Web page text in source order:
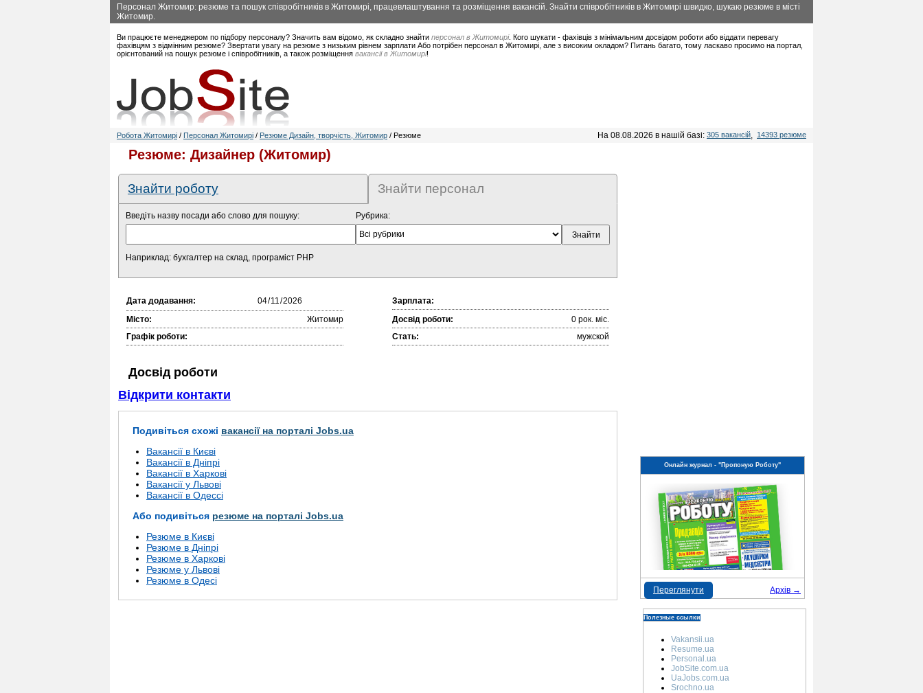
Персонал Житомир: резюме та пошук співробітників в Житомирі, працевлаштування та розміщення вакансій. Знайти співробітників в Житомирі швидко, шукаю резюме в місті
Житомир.
Ви працюєте менеджером по підбору персоналу? Значить вам відомо, як складно знайти персонал в Житомирі. Кого шукати - фахівців з мінімальним досвідом роботи або віддати перевагу
фахівцям з відмінним резюме? Звертати увагу на резюме з низьким рівнем зарплати Або потрібен персонал в Житомирі, але з високим окладом? Питань багато, тому ласкаво просимо на портал,
орієнтований на пошук резюме і співробітників, а також розміщення вакансії в Житомирі!
Робота Житомирі / Персонал Житомирі / Резюме Дизайн, творчість, Житомир / Резюме На 08.08.2026 в нашій базі: 305 вакансій, 14393 резюме
Резюме: Дизайнер (Житомир)
Знайти роботу Знайти персонал
Введіть назву посади або слово для пошуку:
Наприклад: бухгалтер на склад, програміст PHP
Рубрика:
Дата додавання:
Зарплата:
Місто:
Житомир Досвід роботи:
0 рок. міc.
Графік роботи:
Стать: мужской
Досвід роботи
Відкрити контакти
Подивіться схожі вакансії на порталі Jobs.ua
Вакансії в Києві
Вакансії в Дніпрі
Вакансії в Харкові
Вакансії у Львові
Вакансії в Одессі
Або подивіться резюме на порталі Jobs.ua
Резюме в Києві
Резюме в Дніпрі
Резюме в Харкові
Резюме у Львові
Резюме в Одесі
Онлайн журнал - "Пропоную Роботу"
Архів →
Переглянути
Полезные ссылки
Vakansii.ua
Resume.ua
Personal.ua
JobSite.com.ua
UaJobs.com.ua
Srochno.ua